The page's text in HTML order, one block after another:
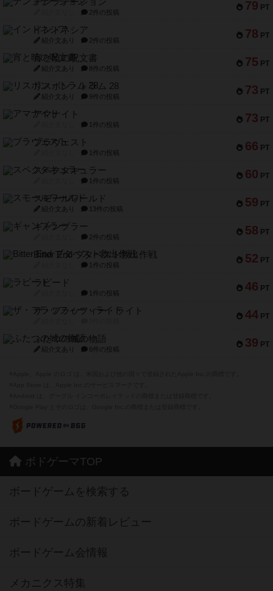
79 PT
テンプテーション
2件の投稿
78 PT
インドネシア
紹介文あり 2件の投稿
75 PT
宵と暁の呪文書
紹介文あり 8件の投稿
73 PT
リスボン・トラム 28
紹介文あり 9件の投稿
73 PT
アマナイト
1件の投稿
66 PT
ブラヴェスト
1件の投稿
60 PT
スペクタキュラー
1件の投稿
59 PT
スモールワールド
紹介文あり 13件の投稿
58 PT
ギャンブラー
2件の投稿
52 PT
Bitter End ブタペスト救出作戦
1件の投稿
46 PT
ラピード
1件の投稿
44 PT
ザ・フラッフィー・ライト
39 PT
ふたつの城の物語
紹介文あり 6件の投稿
ボドゲーマTOP
ボードゲームを検索する
ボードゲームの新着レビュー
ボードゲーム会情報
メカニクス特集